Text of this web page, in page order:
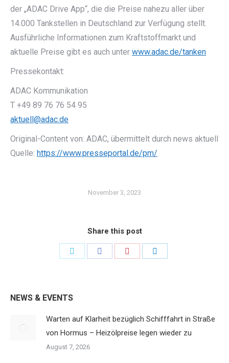
der „ADAC Drive App“, die die Preise nahezu aller über
14.000 Tankstellen in Deutschland zur Verfügung stellt.
Ausführliche Informationen zum Kraftstoffmarkt und
aktuelle Preise gibt es auch unter www.adac.de/tanken
Pressekontakt:
ADAC Kommunikation
T +49 89 76 76 54 95
aktuell@adac.de
Original-Content von: ADAC, übermittelt durch news aktuell
Quelle: https://www.presseportal.de/pm/
November 3, 2023
Share this post
NEWS & EVENTS
Warten auf Klarheit bezüglich Schifffahrt in Straße
von Hormus – Heizölpreise legen wieder zu
August 7, 2026